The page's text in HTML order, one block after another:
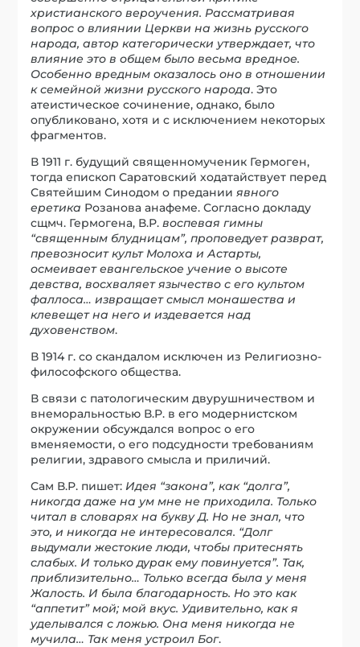
христианского вероучения. Рассматривая
вопрос о влиянии Церкви на жизнь русского
народа, автор категорически утверждает, что
влияние это в общем было весьма вредное.
Особенно вредным оказалось оно в отношении
к семейной жизни русского народа. Это
атеистическое сочинение, однако, было
опубликовано, хотя и с исключением некоторых
фрагментов.
В 1911 г. будущий священномученик Гермоген,
тогда епископ Саратовский ходатайствует перед
Святейшим Синодом о преданииявного
еретика Розанова анафеме. Согласно докладу
сщмч. Гермогена, В.Р.воспевая гимны
“священным блудницам”, проповедует разврат,
превозносит культ Молоха и Астарты,
осмеивает евангельское учение о высоте
девства, восхваляет язычество с его культом
фаллоса… извращает смысл монашества и
клевещет на него и издевается над
духовенством.
В 1914 г. со скандалом исключен из Религиозно-
философского общества.
В связи с патологическим двурушничеством и
внеморальностью В.Р. в его модернистском
окружении обсуждался вопрос о его
вменяемости, о его подсудности требованиям
религии, здравого смысла и приличий.
Сам В.Р. пишет: Идея “закона”, как “долга”,
никогда даже на ум мне не приходила. Только
читал в словарях на букву Д. Но не знал, что
это, и никогда не интересовался. “Долг
выдумали жестокие люди, чтобы притеснять
слабых. И только дурак ему повинуется”. Так,
приблизительно… Только всегда была у меня
Жалость. И была благодарность. Но это как
“аппетит” мой; мой вкус. Удивительно, как я
уделывался с ложью. Она меня никогда не
мучила… Так меня устроил Бог.